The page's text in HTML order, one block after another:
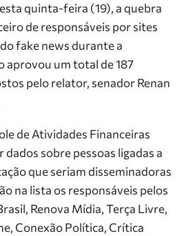
quinta-feira (19), a quebra
de responsáveis por sites
fake news durante a
aprovou um total de 187
pelo relator, senador Renan
de Atividades Financeiras
sobre pessoas ligadas a
que seriam disseminadoras
na lista os responsáveis pelos
Renova Mídia, Terça Livre,
Conexão Política, Crítica